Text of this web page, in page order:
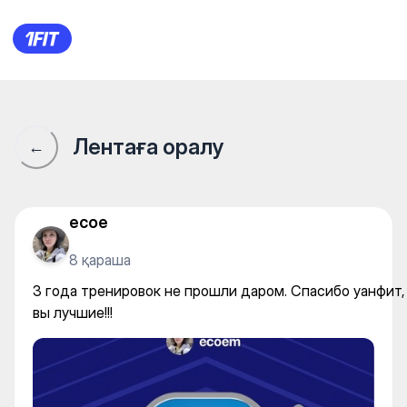
3 года тренировок не
← Лентаға оралу
ecoe
8 қараша
3 года тренировок не прошли даром. Спасибо уанфит,
вы лучшие!!!